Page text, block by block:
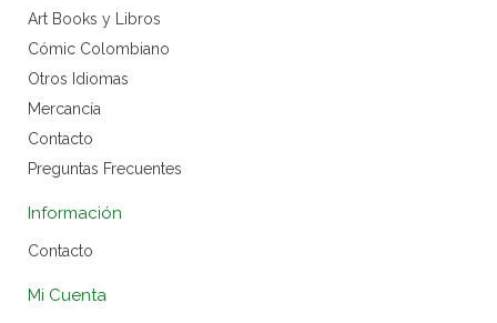
Art Books y Libros
Cómic Colombiano
Otros Idiomas
Mercancía
Contacto
Preguntas Frecuentes
Información
Contacto
Mi Cuenta